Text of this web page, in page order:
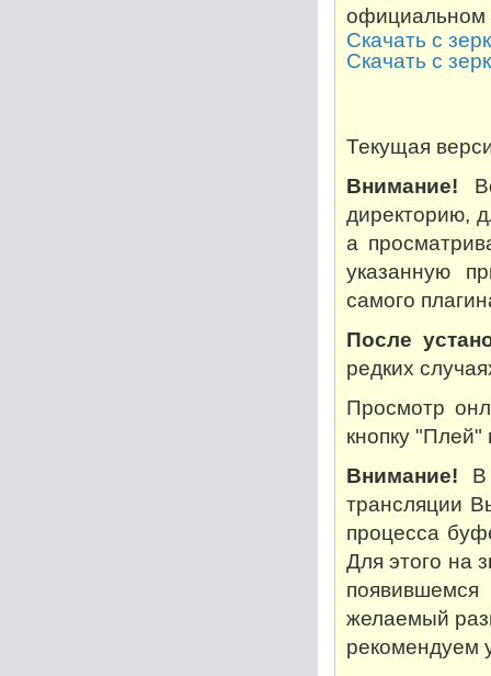
официальном
Скачать с
Скачать с
Текущая
Внимание!
директорию,
а
указанную
самого
После
редких
Просмотр
кнопку
Внимание! В
трансляции
процесса
Для этого на
желаемый
рекомендуем